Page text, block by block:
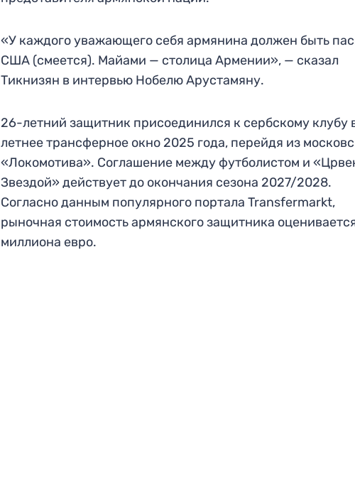
«У каждого уважающего себя армянина должен быть
США (смеется). Майами — столица Армении», — сказал
Тикнизян в интервью Нобелю Арустамяну.
26-летний защитник присоединился к сербскому клубу
летнее трансферное окно 2025 года, перейдя из
«Локомотива». Соглашение между футболистом и
Звездой» действует до окончания сезона 2027/2028.
Согласно данным популярного портала Transfermarkt,
рыночная стоимость армянского защитника
миллиона евро.